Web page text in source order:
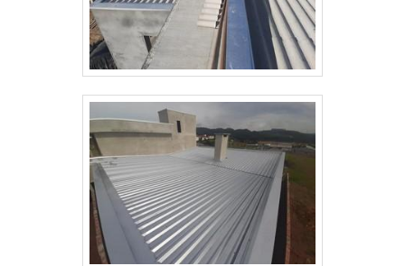
(condições e meio ambiente de trabalho na
indústria da construção) e NR-35 (trabalho
em altura). Uso de EPI (Equipamentos de
Proteção Individual) adequado. Análise
preliminar de risco (APR) para todas as
atividades. CRONOGRAMA As etapas de
fabricação e montagem seguirão
cronograma aprovado pelo contratante,
respeitando as interfaces com outras
disciplinas e os prazos estabelecidos.
RESPONSABILIDADES Fabricante:
Garantir a qualidade da fabricação e da